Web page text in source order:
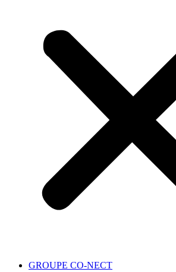
GROUPE CO-NECT